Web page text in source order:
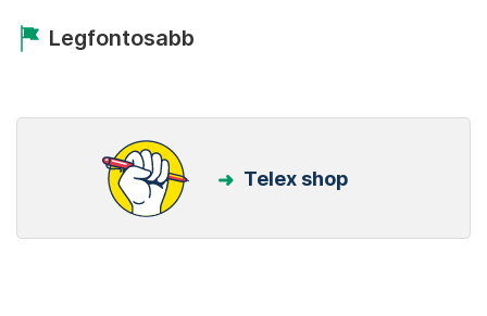
Legfontosabb
Telex shop